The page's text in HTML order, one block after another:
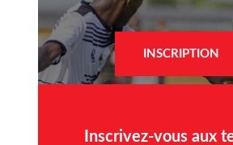
INSCRIPTION
Inscrivez-vous aux